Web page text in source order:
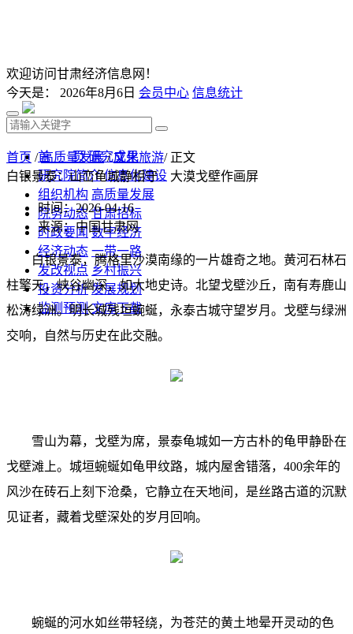
欢迎访问甘肃经济信息网！
今天是： 2026年8月6日 会员中心 信息统计
首 页 研究成果
研究院简介 信息化建设
组织机构 高质量发展
院务动态 甘肃招标
时政要闻 数字经济
经济动态 一带一路
发改视点 乡村振兴
投资分析 发展规划
监测预测 文库下载
首页 /高质量发展/文化旅游/ 正文
白银景泰：山峦龟城静相守 大漠戈壁作画屏
时间：2026-04-16
来源：中国甘肃网
白银景泰，腾格里沙漠南缘的一片雄奇之地。黄河石林石
柱擎天，峡谷幽深，如大地史诗。北望戈壁沙丘，南有寿鹿山
松涛绿洲。明长城残垣蜿蜒，永泰古城守望岁月。戈壁与绿洲
交响，自然与历史在此交融。
雪山为幕，戈壁为席，景泰龟城如一方古朴的龟甲静卧在
戈壁滩上。城垣蜿蜒如龟甲纹路，城内屋舍错落，400余年的
风沙在砖石上刻下沧桑，它静立在天地间，是丝路古道的沉默
见证者，藏着戈壁深处的岁月回响。
蜿蜒的河水如丝带轻绕，为苍茫的黄土地晕开灵动的色